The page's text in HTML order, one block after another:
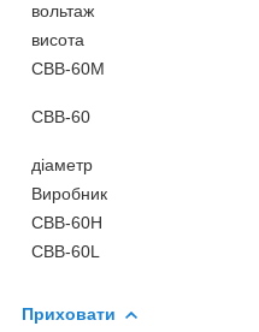
вольтаж
висота
CBB-60М
CBB-60
діаметр
Виробник
CBB-60H
CBB-60L
Приховати